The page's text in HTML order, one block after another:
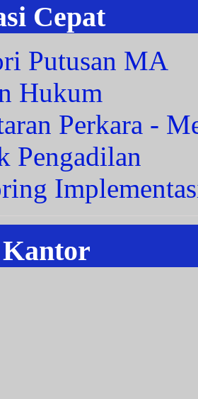
Cepat
Putusan MA
Hukum
Perkara -
Pengadilan